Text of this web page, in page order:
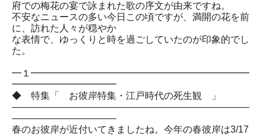
府での梅花の宴で詠まれた歌の序文が由来ですね。
不安なニュースの多い今日この頃ですが、満開の花を前
に、訪れた人々が穏やか
な表情で、ゆっくりと時を過ごしていたのが印象的でし
た。
━１━━━━━━━━━━━━━━━━━━━━━━━
━━━━━━━━━━━
◆ 特集「 お彼岸特集・江戸時代の死生観 」
―――――――――――――――――――――――――
―――――――――――
春のお彼岸が近付いてきましたね。今年の春彼岸は3/17